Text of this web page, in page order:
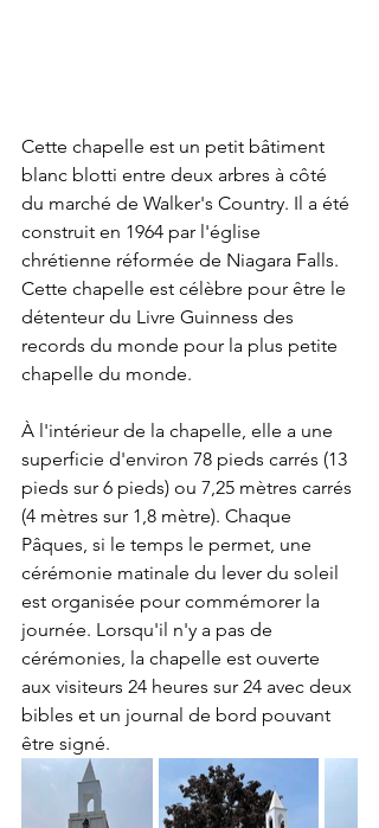
Cette chapelle est un petit bâtiment
blanc blotti entre deux arbres à côté
du marché de Walker's Country. Il a été
construit en 1964 par l'église
chrétienne réformée de Niagara Falls.
Cette chapelle est célèbre pour être le
détenteur du Livre Guinness des
records du monde pour la plus petite
chapelle du monde.
À l'intérieur de la chapelle, elle a une
superficie d'environ 78 pieds carrés (13
pieds sur 6 pieds) ou 7,25 mètres carrés
(4 mètres sur 1,8 mètre). Chaque
Pâques, si le temps le permet, une
cérémonie matinale du lever du soleil
est organisée pour commémorer la
journée. Lorsqu'il n'y a pas de
cérémonies, la chapelle est ouverte
aux visiteurs 24 heures sur 24 avec deux
bibles et un journal de bord pouvant
être signé.